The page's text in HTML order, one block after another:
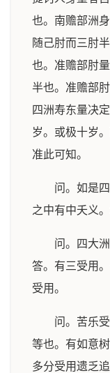
也。南赡部洲
随己肘而三肘
也。准赡部肘
半也。准赡部
四洲寿东量决
岁。或极十岁
准此可知。
问。如是
之中有中夭义
问。四大
答。有三受用
受用。
问。苦乐
等也。有如意
多分受用遗乏